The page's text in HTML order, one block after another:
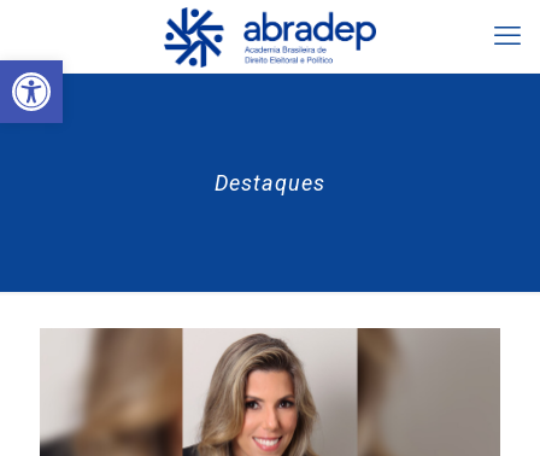
Abrir a barra de ferramentas
Destaques